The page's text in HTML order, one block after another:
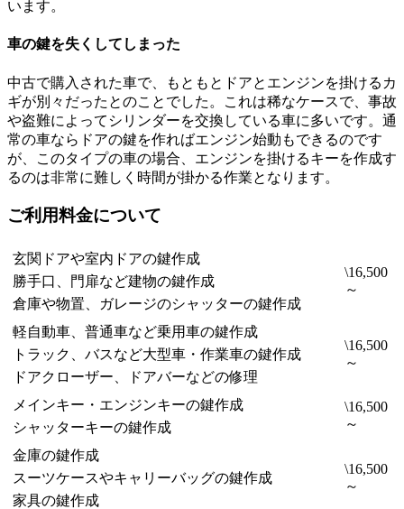
います。
車の鍵を失くしてしまった
中古で購入された車で、もともとドアとエンジンを掛けるカ
ギが別々だったとのことでした。これは稀なケースで、事故
や盗難によってシリンダーを交換している車に多いです。通
常の車ならドアの鍵を作ればエンジン始動もできるのです
が、このタイプの車の場合、エンジンを掛けるキーを作成す
るのは非常に難しく時間が掛かる作業となります。
ご利用料金について
玄関ドアや室内ドアの鍵作成
勝手口、門扉など建物の鍵作成
倉庫や物置、ガレージのシャッターの鍵作成
\16,500
～
軽自動車、普通車など乗用車の鍵作成
トラック、バスなど大型車・作業車の鍵作成
ドアクローザー、ドアバーなどの修理
\16,500
～
メインキー・エンジンキーの鍵作成
シャッターキーの鍵作成
\16,500
～
金庫の鍵作成
スーツケースやキャリーバッグの鍵作成
家具の鍵作成
\16,500
～